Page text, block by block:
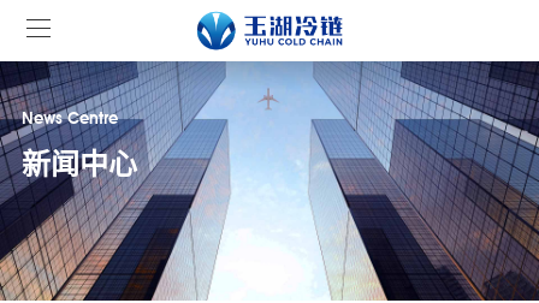
News Centre
新闻中心